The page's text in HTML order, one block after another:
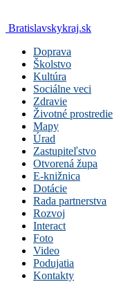
Bratislavskykraj.sk
Doprava
Školstvo
Kultúra
Sociálne veci
Zdravie
Životné prostredie
Mapy
Úrad
Zastupiteľstvo
Otvorená župa
E-knižnica
Dotácie
Rada partnerstva
Rozvoj
Interact
Foto
Video
Podujatia
Kontakty